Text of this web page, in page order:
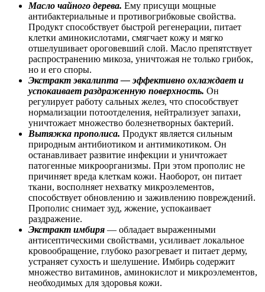
Масло чайного дерева. Ему присущи мощные
антибактериальные и противогрибковые свойства.
Продукт способствует быстрой регенерации, питает
клетки аминокислотами, смягчает кожу и мягко
отшелушивает ороговевший слой. Масло препятствует
распространению микоза, уничтожая не только грибок,
но и его споры.
Экстракт эвкалипта — эффективно охлаждает и
успокаивает раздраженную поверхность. Он
регулирует работу сальных желез, что способствует
нормализации потоотделения, нейтрализует запахи,
уничтожает множество болезнетворных бактерий.
Вытяжка прополиса. Продукт является сильным
природным антибиотиком и антимикотиком. Он
останавливает развитие инфекции и уничтожает
патогенные микроорганизмы. При этом прополис не
причиняет вреда клеткам кожи. Наоборот, он питает
ткани, восполняет нехватку микроэлементов,
способствует обновлению и заживлению повреждений.
Прополис снимает зуд, жжение, успокаивает
раздражение.
Экстракт имбиря — обладает выраженными
антисептическими свойствами, усиливает локальное
кровообращение, глубоко разогревает и питает дерму,
устраняет сухость и шелушение. Имбирь содержит
множество витаминов, аминокислот и микроэлементов,
необходимых для здоровья кожи.